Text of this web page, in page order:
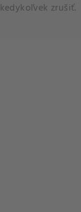
zrušiť.